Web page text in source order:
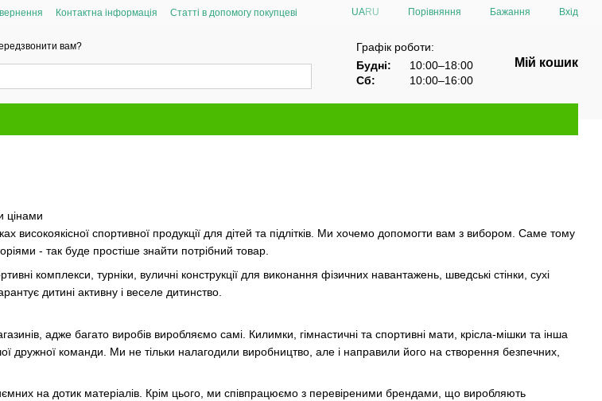
Контактна інформація
Статті в допомогу покупцеві
UARU Порівняння Бажання Вхід
вам?
Графік роботи:
Будні:
10:00–18:00
Сб:
10:00–16:00
Мій кошик
цінами
високоякісної спортивної продукції для дітей та підлітків. Ми хочемо допомогти вам з вибором. Саме тому
- так буде простіше знайти потрібний товар.
комплекси, турніки, вуличні конструкції для виконання фізичних навантажень, шведські стінки, сухі
дитині активну і веселе дитинство.
адже багато виробів виробляємо самі. Килимки, гімнастичні та спортивні мати, крісла-мішки та інша
дружної команди. Ми не тільки налагодили виробництво, але і направили його на створення безпечних,
на дотик матеріалів. Крім цього, ми співпрацюємо з перевіреними брендами, що виробляють